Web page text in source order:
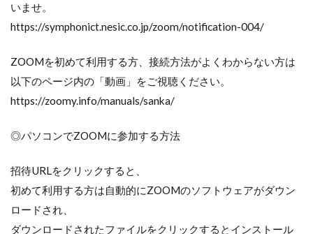
いませ。
https://symphonict.nesic.co.jp/zoom/notification-004/
ZOOMを初めて利用する方、接続方法がよくわからない方は
以下のページ内の「動画」をご視聴ください。
https://zoomy.info/manuals/sanka/
◎パソコンでZOOMに参加する方法
招待URLをクリックすると、
初めて利用する方は自動的にZOOMのソフトウェアがダウン
ロードされ、
ダウンロードされたファイルをクリックするとインストール